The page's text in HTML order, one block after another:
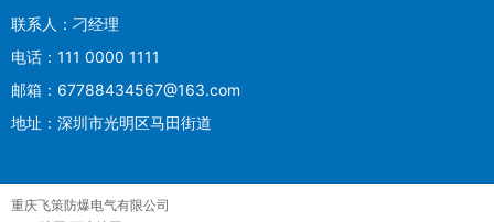
联系人：刁经理
电话：111 0000 1111
邮箱：67788434567@163.com
地址：深圳市光明区马田街道
重庆飞策防爆电气有限公司